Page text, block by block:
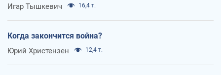
Игар Тышкевич 16,4 т.
Когда закончится война?
Юрий Христензен 12,4 т.